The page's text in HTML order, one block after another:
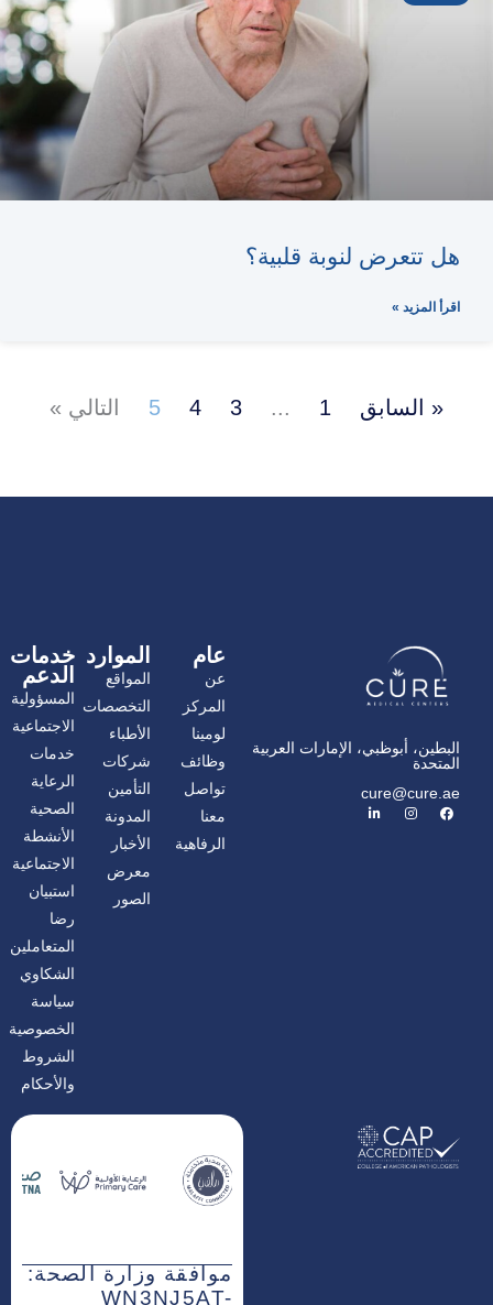
هل تتعرض لنوبة قلبية؟
اقرأ المزيد »
« السابق 1
...
3
4
5 التالي »
البطين، أبوظبي، الإمارات العربية
المتحدة
cure@cure.ae
ف
ي
ا
ن
ل
ي
عام
عن
المركز
لومينا
وظائف
تواصل
معنا
الرفاهية
الموارد
المواقع
التخصصات
الأطباء
شركات
التأمين
المدونة
الأخبار
معرض
الصور
خدمات
الدعم
المسؤولية
الاجتماعية
خدمات
الرعاية
الصحية
الأنشطة
الاجتماعية
استبيان
رضا
المتعاملين
الشكاوي
سياسة
الخصوصية
الشروط
والأحكام
موافقة وزارة الصحة:
WN3NJ5AT-